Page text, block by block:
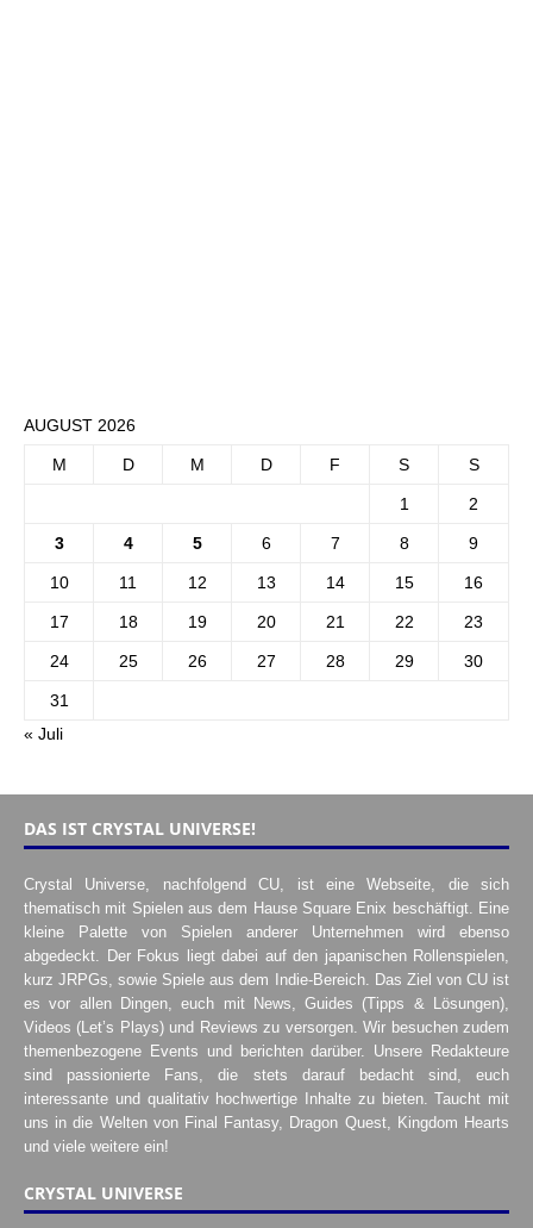
AUGUST 2026
M D M D F S S
1 2
3 4 5 6 7 8 9
10 11 12 13 14 15 16
17 18 19 20 21 22 23
24 25 26 27 28 29 30
31
« Juli
DAS IST CRYSTAL UNIVERSE!
Crystal Universe, nachfolgend CU, ist eine Webseite, die sich
thematisch mit Spielen aus dem Hause Square Enix beschäftigt. Eine
kleine Palette von Spielen anderer Unternehmen wird ebenso
abgedeckt. Der Fokus liegt dabei auf den japanischen Rollenspielen,
kurz JRPGs, sowie Spiele aus dem Indie-Bereich. Das Ziel von CU ist
es vor allen Dingen, euch mit News, Guides (Tipps & Lösungen),
Videos (Let’s Plays) und Reviews zu versorgen. Wir besuchen zudem
themenbezogene Events und berichten darüber. Unsere Redakteure
sind passionierte Fans, die stets darauf bedacht sind, euch
interessante und qualitativ hochwertige Inhalte zu bieten. Taucht mit
uns in die Welten von Final Fantasy, Dragon Quest, Kingdom Hearts
und viele weitere ein!
CRYSTAL UNIVERSE